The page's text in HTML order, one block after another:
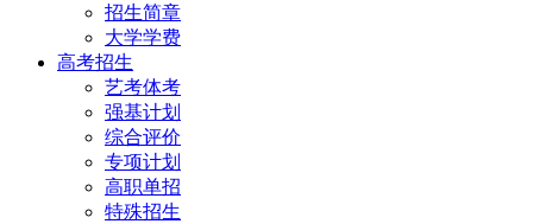
招生简章
大学学费
高考招生
艺考体考
强基计划
综合评价
专项计划
高职单招
特殊招生